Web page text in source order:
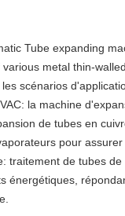
Tube expanding
metal thin-
scénarios
la machine
de tubes en
pour
traitement de tubes
énergétiques,